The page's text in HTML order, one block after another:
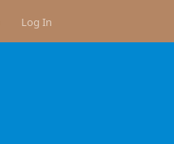
Log In